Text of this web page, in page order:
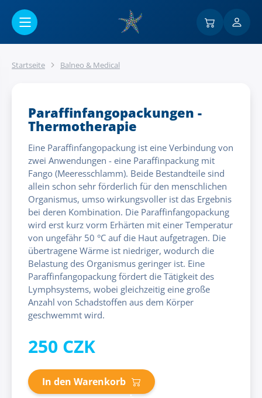
Startseite Balneo & Medical
Paraffinfangopackungen -
Thermotherapie
Eine Paraffinfangopackung ist eine Verbindung von
zwei Anwendungen - eine Paraffinpackung mit
Fango (Meeresschlamm). Beide Bestandteile sind
allein schon sehr förderlich für den menschlichen
Organismus, umso wirkungsvoller ist das Ergebnis
bei deren Kombination. Die Paraffinfangopackung
wird erst kurz vorm Erhärten mit einer Temperatur
von ungefähr 50 °C auf die Haut aufgetragen. Die
übertragene Wärme ist niedriger, wodurch die
Belastung des Organismus geringer ist. Eine
Paraffinfangopackung fördert die Tätigkeit des
Lymphsystems, wobei gleichzeitig eine große
Anzahl von Schadstoffen aus dem Körper
geschwemmt wird.
250 CZK
In den Warenkorb